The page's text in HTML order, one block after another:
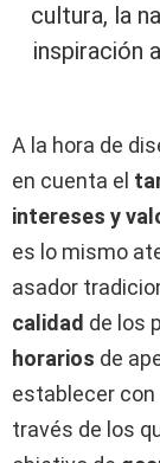
cultura, la
inspiración
A la hora de
en cuenta el
intereses y
es lo mismo
asador
calidad de los
horarios de
establecer
través de los